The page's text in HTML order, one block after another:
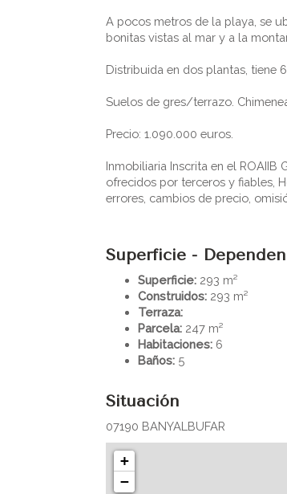
A pocos metros de la playa, se
bonitas vistas al mar y a la
Distribuida en dos plantas, tiene
Suelos de gres/terrazo.
Precio: 1.090.000 euros.
Inmobiliaria Inscrita en el
ofrecidos por terceros y fiables,
errores, cambios de precio,
Superficie -
Superficie: 293 m²
Construidos: 293 m²
Terraza:
Parcela: 247 m²
Habitaciones: 6
Baños: 5
Situación
07190 BANYALBUFAR
+
−